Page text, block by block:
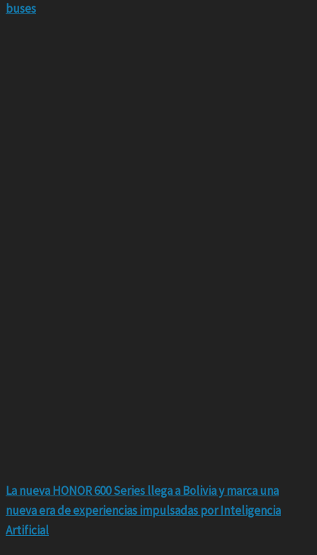
buses
La nueva HONOR 600 Series llega a Bolivia y marca una
nueva era de experiencias impulsadas por Inteligencia
Artificial